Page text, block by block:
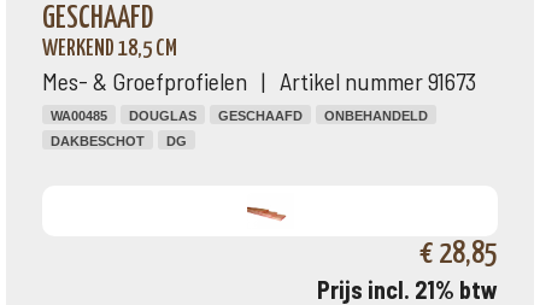
GESCHAAFD
WERKEND 18,5 CM
Mes- & Groefprofielen | Artikel nummer 91673
WA00485 DOUGLAS GESCHAAFD
ONBEHANDELD
DAKBESCHOT
DG
€ 28,85
Prijs incl. 21% btw